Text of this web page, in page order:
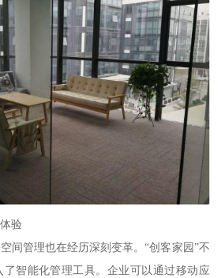
验
间管理也在经历深刻变革。“创客家园”不
智能化管理工具。企业可以通过移动应